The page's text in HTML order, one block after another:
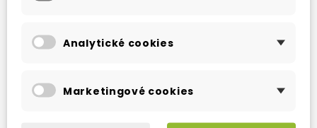
3 ACTIVITY BOOK +
Analytické cookies
Marketingové cookies